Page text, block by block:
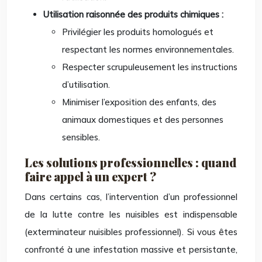
Utilisation raisonnée des produits chimiques :
Privilégier les produits homologués et
respectant les normes environnementales.
Respecter scrupuleusement les instructions
d’utilisation.
Minimiser l’exposition des enfants, des
animaux domestiques et des personnes
sensibles.
Les solutions professionnelles : quand
faire appel à un expert ?
Dans certains cas, l’intervention d’un professionnel
de la lutte contre les nuisibles est indispensable
(exterminateur nuisibles professionnel). Si vous êtes
confronté à une infestation massive et persistante,